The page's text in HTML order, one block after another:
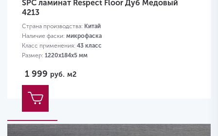
SPC ламинат Respect Floor Дуб Медовый
4213
Страна производства: Китай
Наличие фаски: микрофаска
Класс применения: 43 класс
Размер: 1220х184х5 мм
1 999 руб. м2